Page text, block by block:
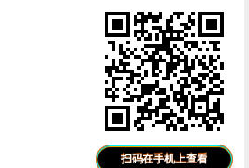
扫码在手机上查看